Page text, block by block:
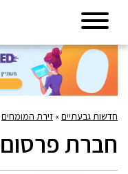
חדשות גבעתיים» זירת המומחים
חברת